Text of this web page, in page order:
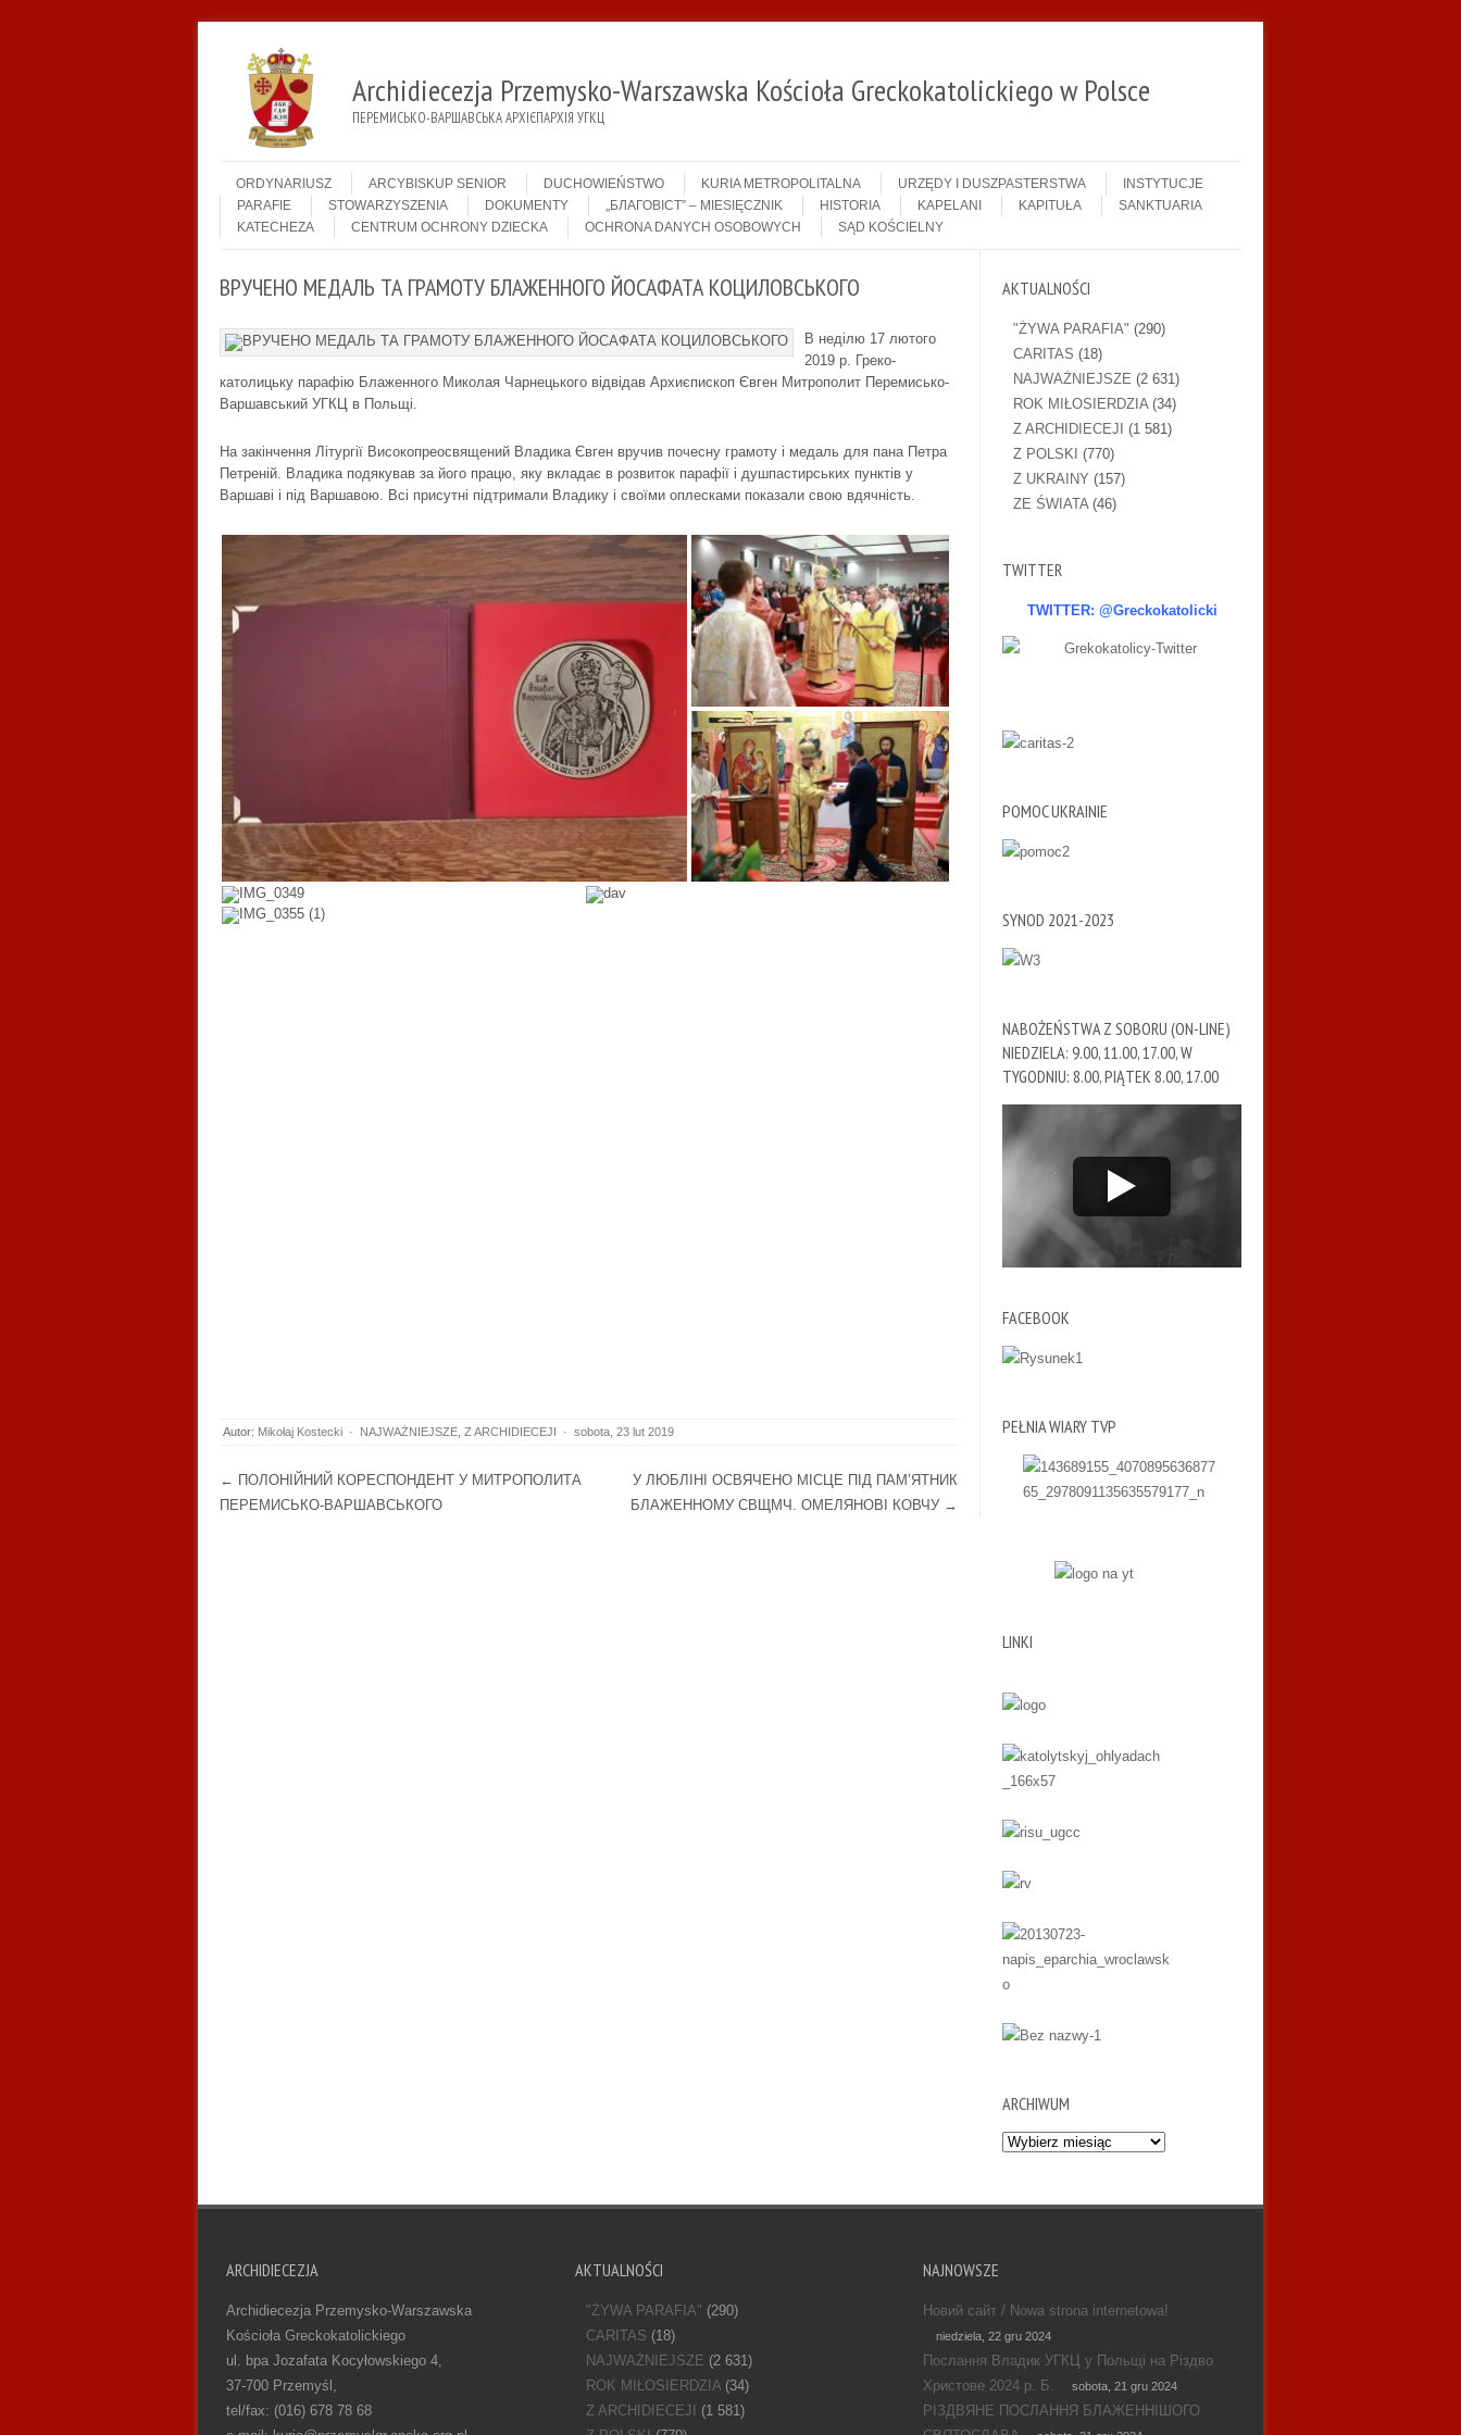
Archidiecezja Przemysko-Warszawska Kościoła Greckokatolickiego w Polsce
ПЕРЕМИСЬКО-ВАРШАВСЬКА АРХІЄПАРХІЯ УГКЦ
Menu
ORDYNARIUSZ
ARCYBISKUP SENIOR DUCHOWIEŃSTWO KURIA METROPOLITALNA URZĘDY I DUSZPASTERSTWA
INSTYTUCJE
PARAFIE
STOWARZYSZENIA DOKUMENTY „БЛАГОВІСТ” – MIESIĘCZNIK HISTORIA KAPELANI KAPITUŁA
SANKTUARIA
KATECHEZA
CENTRUM OCHRONY DZIECKA OCHRONA DANYCH OSOBOWYCH SĄD KOŚCIELNY
ВРУЧЕНО МЕДАЛЬ ТА ГРАМОТУ БЛАЖЕННОГО ЙОСАФАТА КОЦИЛОВСЬКОГО
В неділю 17 лютого
2019 р. Греко-
католицьку парафію Блаженного Миколая Чарнецького відвідав Архиєпископ Євген Митрополит Перемисько-
Варшавський УГКЦ в Польщі.
На закінчення Літургії Високопреосвящений Владика Євген вручив почесну грамоту і медаль для пана Петра
Петреній. Владика подякував за його працю, яку вкладає в розвиток парафії і душпастирських пунктів у
Варшаві і під Варшавою. Всі присутні підтримали Владику і своїми оплесками показали свою вдячність.
Autor: Mikołaj Kostecki · NAJWAŻNIEJSZE Z ARCHIDIECEJI · sobota, 23 lut 2019
Post navigation
← ПОЛОНІЙНИЙ КОРЕСПОНДЕНТ У МИТРОПОЛИТА
ПЕРЕМИСЬКО-ВАРШАВСЬКОГО
У ЛЮБЛІНІ ОСВЯЧЕНО МІСЦЕ ПІД ПАМ’ЯТНИК
БЛАЖЕННОМУ СВЩМЧ. ОМЕЛЯНОВІ КОВЧУ →
AKTUALNOŚCI
"ŻYWA PARAFIA" (290)
CARITAS (18)
NAJWAŻNIEJSZE (2 631)
ROK MIŁOSIERDZIA(34)
Z ARCHIDIECEJI (1 581)
Z POLSKI (770)
Z UKRAINY (157)
ZE ŚWIATA(46)
TWITTER
TWITTER: @Greckokatolicki
POMOC UKRAINIE
SYNOD 2021-2023
NABOŻEŃSTWA Z SOBORU (ON-LINE)
NIEDZIELA: 9.00, 11.00, 17.00, W
TYGODNIU: 8.00, PIĄTEK 8.00, 17.00
FACEBOOK
PEŁNIA WIARY TVP
LINKI
ARCHIWUM
Archiwum
ARCHIDIECEZJA
Archidiecezja Przemysko-Warszawska
Kościoła Greckokatolickiego
ul. bpa Jozafata Kocyłowskiego 4,
37-700 Przemyśl,
tel/fax: (016) 678 78 68
AKTUALNOŚCI
"ŻYWA PARAFIA" (290)
CARITAS (18)
NAJWAŻNIEJSZE (2 631)
ROK MIŁOSIERDZIA(34)
Z ARCHIDIECEJI
(1 581)
NAJNOWSZE
Новий сайт / Nowa strona internetowa!
niedziela, 22 gru 2024
Послання Владик УГКЦ у Польщі на Різдво
Христове 2024 р. Б.
sobota, 21 gru 2024
РІЗДВЯНЕ ПОСЛАННЯ БЛАЖЕННІШОГО